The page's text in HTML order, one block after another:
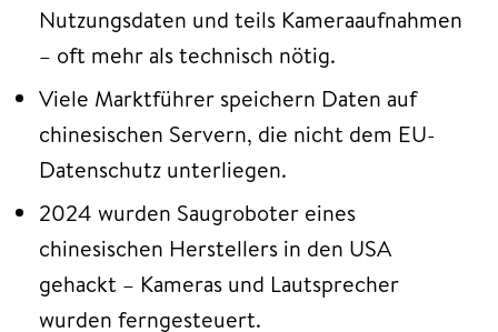
Nutzungsdaten und teils Kameraaufnahmen
– oft mehr als technisch nötig.
Viele Marktführer speichern Daten auf
chinesischen Servern, die nicht dem EU-
Datenschutz unterliegen.
2024 wurden Saugroboter eines
chinesischen Herstellers in den USA
gehackt – Kameras und Lautsprecher
wurden ferngesteuert.